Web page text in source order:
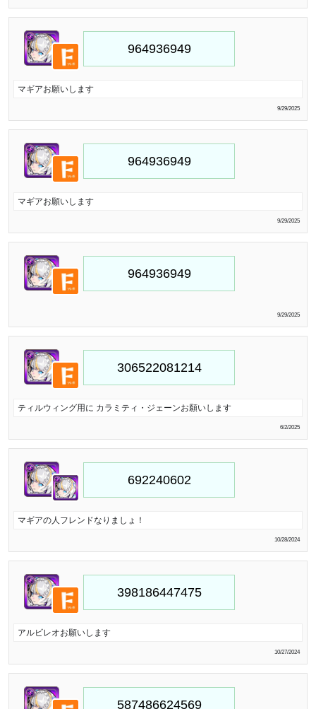
マギアお願いします
9/29/2025
マギアお願いします
9/29/2025
9/29/2025
ティルウィング用に カラミティ・ジェーンお願いします
6/2/2025
マギアの人フレンドなりましょ！
10/28/2024
アルビレオお願いします
10/27/2024